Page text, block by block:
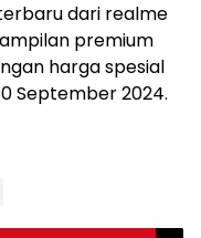
dari realme
premium
harga spesial
September 2024.